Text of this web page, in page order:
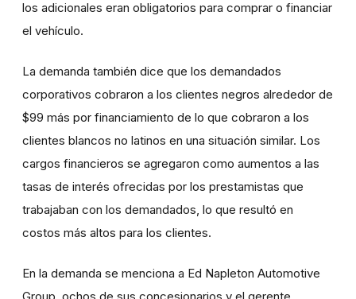
los adicionales eran obligatorios para comprar o financiar
el vehículo.
La demanda también dice que los demandados
corporativos cobraron a los clientes negros alrededor de
$99 más por financiamiento de lo que cobraron a los
clientes blancos no latinos en una situación similar. Los
cargos financieros se agregaron como aumentos a las
tasas de interés ofrecidas por los prestamistas que
trabajaban con los demandados, lo que resultó en
costos más altos para los clientes.
En la demanda se menciona a Ed Napleton Automotive